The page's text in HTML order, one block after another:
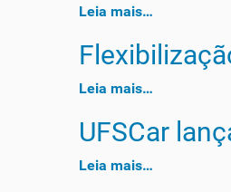
Leia mais…
Leia mais…
UFSCar
Leia mais…